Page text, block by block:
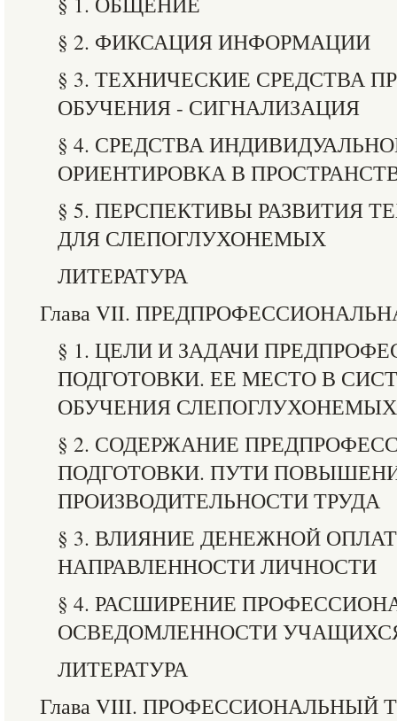
§ 2. ФИКСАЦИЯ ИНФОРМАЦИИ
§ 3. ТЕХНИЧЕСКИЕ СРЕДСТВА
ОБУЧЕНИЯ - СИГНАЛИЗАЦИЯ
§ 4. СРЕДСТВА
ОРИЕНТИРОВКА В
§ 5. ПЕРСПЕКТИВЫ РАЗВИТИЯ
ДЛЯ СЛЕПОГЛУХОНЕМЫХ
ЛИТЕРАТУРА
Глава VII.
§ 1. ЦЕЛИ И ЗАДАЧИ
ПОДГОТОВКИ. ЕЕ МЕСТО В
ОБУЧЕНИЯ СЛЕПОГЛУХОНЕМЫХ
§ 2. СОДЕРЖАНИЕ
ПОДГОТОВКИ. ПУТИ
ПРОИЗВОДИТЕЛЬНОСТИ ТРУДА
§ 3. ВЛИЯНИЕ ДЕНЕЖНОЙ
НАПРАВЛЕННОСТИ ЛИЧНОСТИ
§ 4. РАСШИРЕНИЕ
ОСВЕДОМЛЕННОСТИ
ЛИТЕРАТУРА
Глава VIII. ПРОФЕССИОНАЛЬНЫЙ